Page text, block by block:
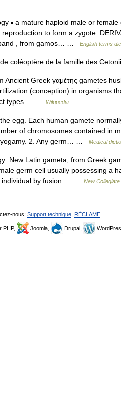
▪ a mature haploid male or
to form a zygote.
, from gamos… …
English terms
coléoptère de la famille des
Ancient Greek γαμέτης gametes
(conception) in organisms
types… …
Wikipedia
egg. Each human gamete
of chromosomes contained in
2. Any germ… …
Medical
New Latin gameta, from Greek
germ cell usually possessing a
individual by fusion… …
New
nous: Support technique RÉCLAME
PHP, Joomla, Drupal,